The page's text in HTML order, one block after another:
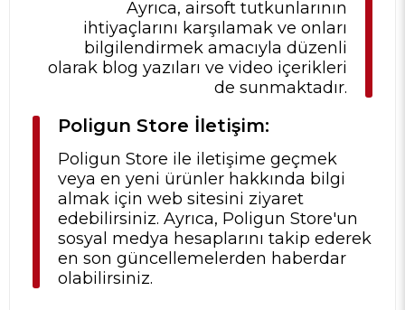
Ayrıca, airsoft tutkunlarının
ihtiyaçlarını karşılamak ve onları
bilgilendirmek amacıyla düzenli
olarak blog yazıları ve video içerikleri
de sunmaktadır.
Poligun Store İletişim:
Poligun Store ile iletişime geçmek
veya en yeni ürünler hakkında bilgi
almak için web sitesini ziyaret
edebilirsiniz. Ayrıca, Poligun Store'un
sosyal medya hesaplarını takip ederek
en son güncellemelerden haberdar
olabilirsiniz.